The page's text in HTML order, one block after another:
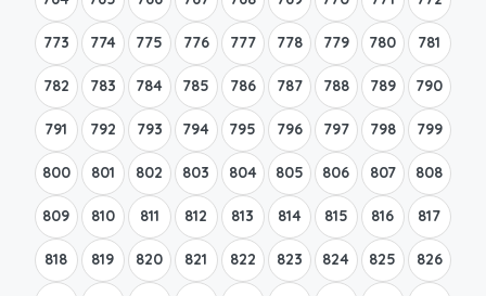
773 774 775 776 777 778 779 780 781
782 783 784 785 786 787 788 789 790
791 792 793 794 795 796 797 798 799
800 801 802 803 804 805 806 807 808
809 810 811 812 813 814 815 816 817
818 819 820 821 822 823 824 825 826